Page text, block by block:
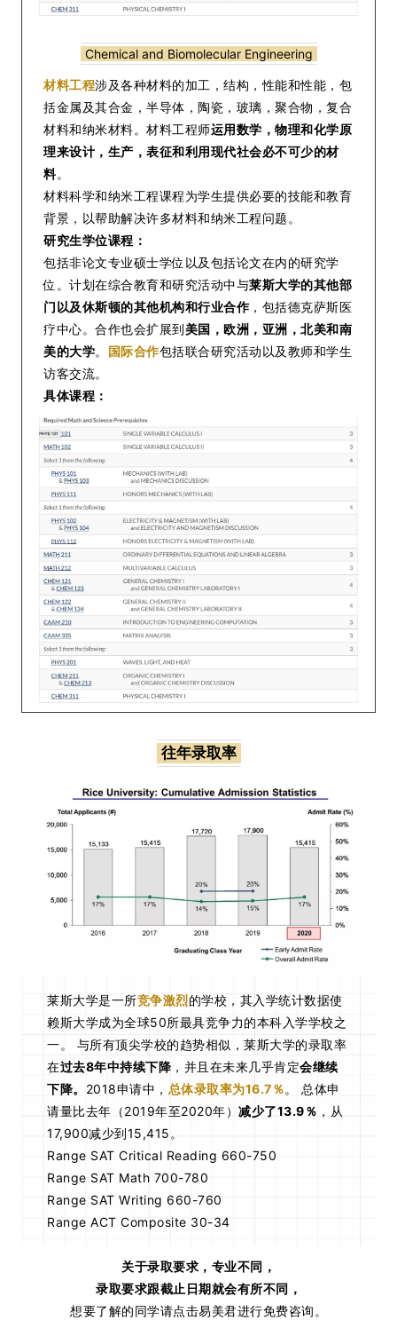
Chemical and Biomolecular Engineering
材料工程涉及各种材料的加工，结构，性能和性能，包
括金属及其合金，半导体，陶瓷，玻璃，聚合物，复合
材料和纳米材料。材料工程师运用数学，物理和化学原
理来设计，生产，表征和利用现代社会必不可少的材
料。
材料科学和纳米工程课程为学生提供必要的技能和教育
背景，以帮助解决许多材料和纳米工程问题。
研究生学位课程：
包括非论文专业硕士学位以及包括论文在内的研究学
位。计划在综合教育和研究活动中与莱斯大学的其他部
门以及休斯顿的其他机构和行业合作，包括德克萨斯医
疗中心。合作也会扩展到美国，欧洲，亚洲，北美和南
美的大学。 国际合作包括联合研究活动以及教师和学生
访客交流。
具体课程：
往年录取率
莱斯大学是一所竞争激烈的学校，其入学统计数据使
赖斯大学成为全球50所最具竞争力的本科入学学校之
一。 与所有顶尖学校的趋势相似，莱斯大学的录取率
在过去8年中持续下降 ，并且在未来几乎肯定会继续
下降。 2018申请中， 总体录取率为16.7％。 总体申
请量比去年（2019年至2020年） 减少了13.9％ ，从
17,900减少到15,415。
Range SAT Critical Reading 660-750
Range SAT Math 700-780
Range SAT Writing 660-760
Range ACT Composite 30-34
关于录取要求，专业不同，
录取要求跟截止日期就会有所不同，
想要了解的同学请点击易美君进行免费咨询。